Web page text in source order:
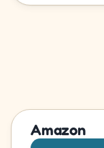
Amazon